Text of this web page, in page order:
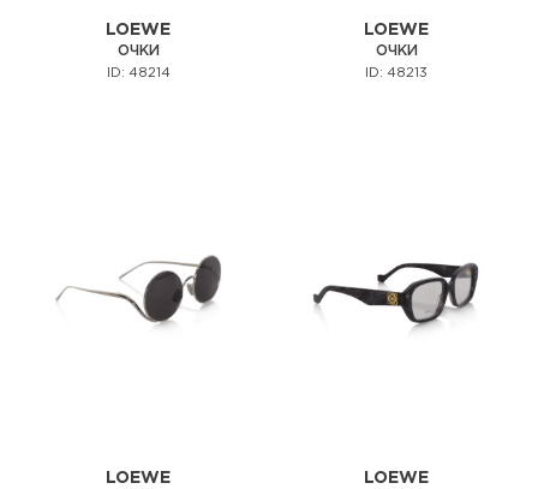
LOEWE
ОЧКИ
ID: 48214
LOEWE
ОЧКИ
ID: 48213
LOEWE LOEWE